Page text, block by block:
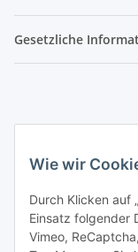
Wie wir
Durch Klicken auf
Einsatz folgender
Vimeo,
Gesetzliche